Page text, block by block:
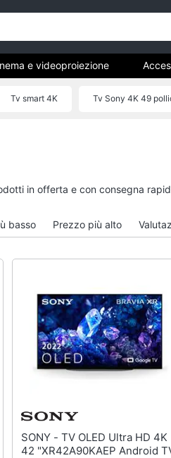
Soundbar
Soundbar Samsung
Vedi tutti
e videoproiezione
Tv smart 4K Tv Sony 4K 49
in offerta e con consegna
basso Prezzo più alto
SONY - TV OLED Ultra HD 4K
42 "XR42A90KAEP Android